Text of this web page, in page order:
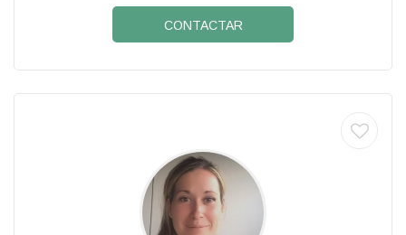
CONTACTAR